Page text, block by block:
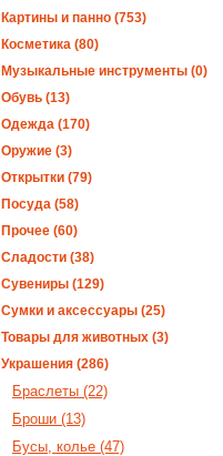
Картины и панно (753)
Косметика (80)
Музыкальные инструменты (0)
Обувь (13)
Одежда (170)
Оружие (3)
Открытки (79)
Посуда (58)
Прочее (60)
Сладости (38)
Сувениры (129)
Сумки и аксессуары (25)
Товары для животных (3)
Украшения (286)
Браслеты (22)
Броши (13)
Бусы, колье (47)